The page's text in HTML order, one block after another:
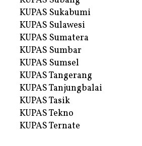
KUPAS Sukabumi
KUPAS Sulawesi
KUPAS Sumatera
KUPAS Sumbar
KUPAS Sumsel
KUPAS Tangerang
KUPAS Tanjungbalai
KUPAS Tasik
KUPAS Tekno
KUPAS Ternate